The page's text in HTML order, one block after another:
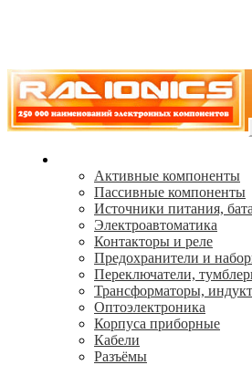
Активные компоненты
Пассивные компоненты
Источники питания,
Электроавтоматика
Контакторы и реле
Предохранители и
Переключатели,
Трансформаторы,
Oптоэлектроника
Корпуса приборные
Кабели
Разъёмы